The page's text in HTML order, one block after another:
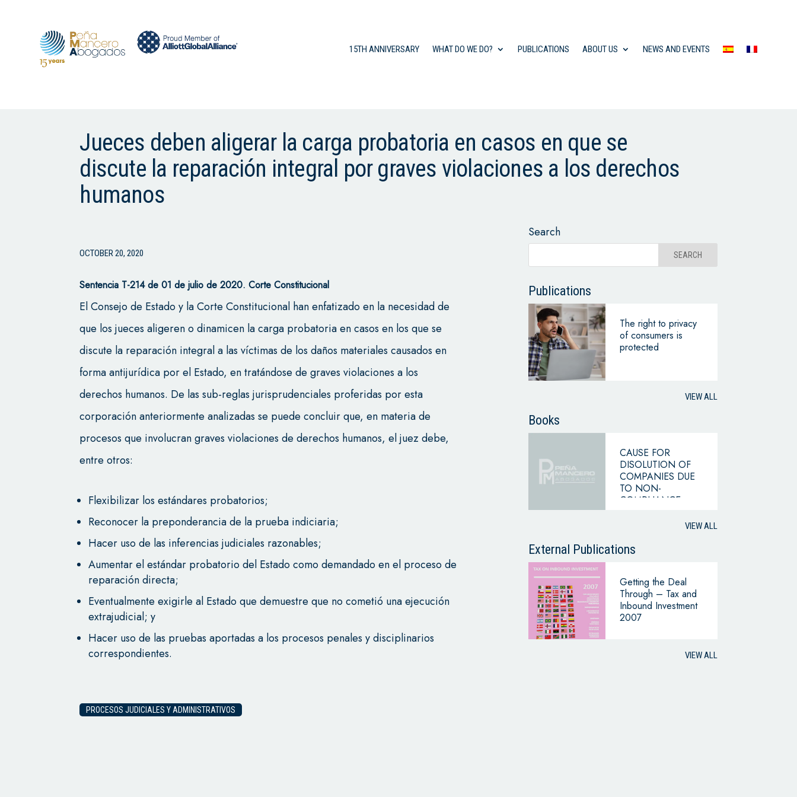
15TH ANNIVERSARY WHAT DO WE DO? PUBLICATIONS ABOUT US NEWS AND EVENTS
Jueces deben aligerar la carga probatoria en casos en que se
discute la reparación integral por graves violaciones a los derechos
humanos
OCTOBER 20, 2020
Sentencia T-214 de 01 de julio de 2020. Corte Constitucional
El Consejo de Estado y la Corte Constitucional han enfatizado en la necesidad de
que los jueces aligeren o dinamicen la carga probatoria en casos en los que se
discute la reparación integral a las víctimas de los daños materiales causados en
forma antijurídica por el Estado, en tratándose de graves violaciones a los
derechos humanos. De las sub-reglas jurisprudenciales proferidas por esta
corporación anteriormente analizadas se puede concluir que, en materia de
procesos que involucran graves violaciones de derechos humanos, el juez debe,
entre otros:
Flexibilizar los estándares probatorios;
Reconocer la preponderancia de la prueba indiciaria;
Hacer uso de las inferencias judiciales razonables;
Aumentar el estándar probatorio del Estado como demandado en el proceso de
reparación directa;
Eventualmente exigirle al Estado que demuestre que no cometió una ejecución
extrajudicial; y
Hacer uso de las pruebas aportadas a los procesos penales y disciplinarios
correspondientes.
PROCESOS JUDICIALES Y ADMINISTRATIVOS
Search
Publications
The right to privacy
of consumers is
protected
VIEW ALL
Books
CAUSE FOR
DISOLUTION OF
COMPANIES DUE
TO NON-
COMPLIANCE
HYPOTHESIS OF
BUSINESS
VIEW ALL
External Publications
Getting the Deal
Through – Tax and
Inbound Investment
2007
VIEW ALL